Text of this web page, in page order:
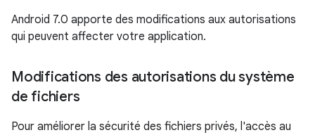
Android 7.0 apporte des modifications aux autorisations
qui peuvent affecter votre application.
Modifications des autorisations du système
de fichiers
Pour améliorer la sécurité des fichiers privés, l'accès au